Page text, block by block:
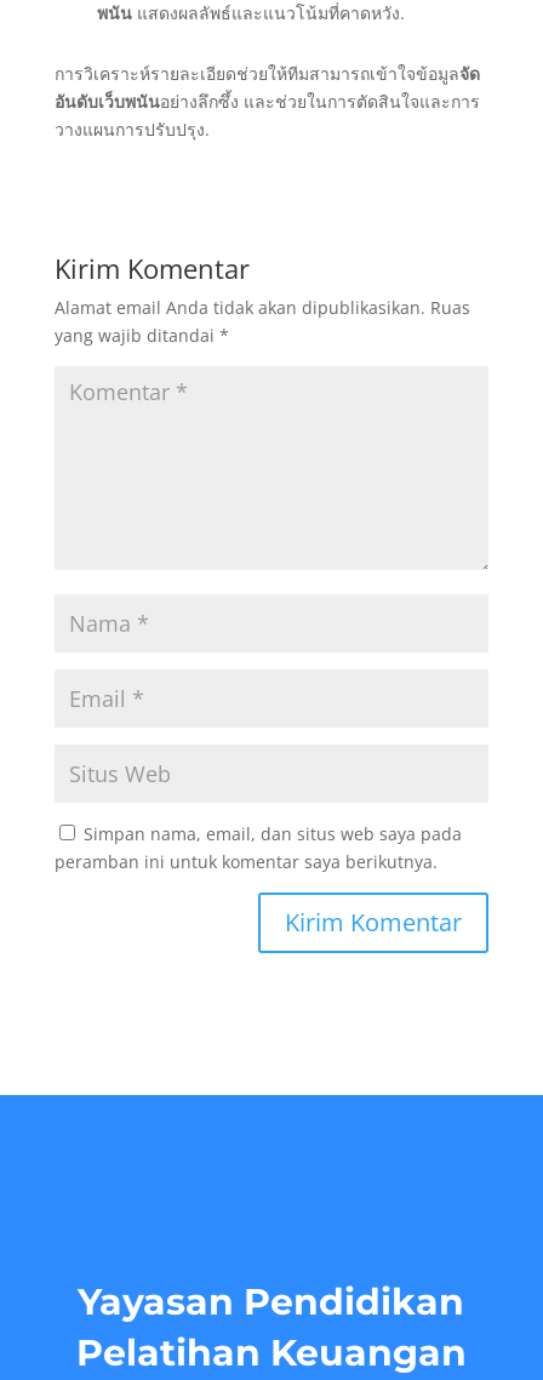
พนันแสดงผลลัพธ์และแนวโน้มที่คาดหวัง.
การวิเคราะห์รายละเอียดช่วยให้ทีมสามารถเข้าใจข้อมูลจัด
อันดับเว็บพนันอย่างลึกซึ้ง และช่วยในการตัดสินใจและการ
วางแผนการปรับปรุง.
Kirim Komentar
Alamat email Anda tidak akan dipublikasikan. Ruas
yang wajib ditandai *
Simpan nama, email, dan situs web saya pada
peramban ini untuk komentar saya berikutnya.
Yayasan Pendidikan
Pelatihan Keuangan